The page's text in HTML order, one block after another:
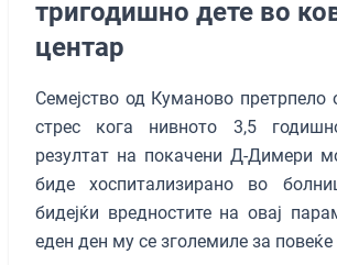
тригодишно дете во
центар
Семејство од Куманово
стрес кога нивното 3,5
резултат на покачени Д-Димери
биде хоспитализирано во
бидејќи вредностите на овај
еден ден му се зголемиле за